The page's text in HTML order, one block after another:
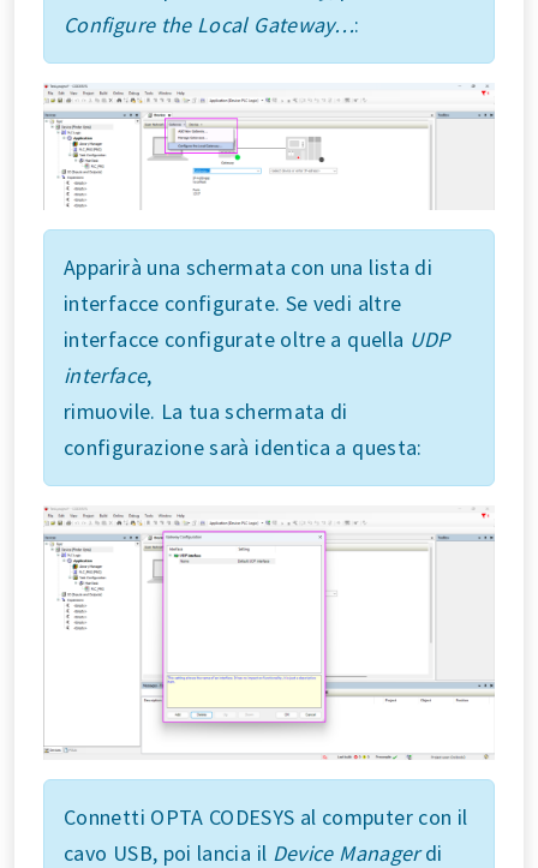
Configure the Local Gateway…:
Apparirà una schermata con una lista di
interfacce configurate. Se vedi altre
interfacce configurate oltre a quella UDP
interface,
rimuovile. La tua schermata di
configurazione sarà identica a questa:
Connetti OPTA CODESYS al computer con il
cavo USB, poi lancia il Device Managerdi